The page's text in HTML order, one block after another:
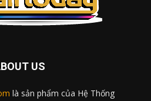
US
là sản phẩm của Hệ Thống